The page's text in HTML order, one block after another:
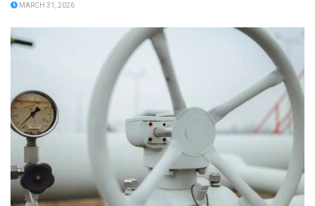
MARCH 31, 2026